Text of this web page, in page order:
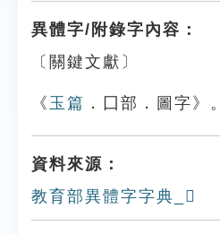
異體字/附錄字內容：
〔關鍵文獻〕
《 玉篇 ．囗部．圖字》。
資料來源：
教育部異體字字典_𡇴